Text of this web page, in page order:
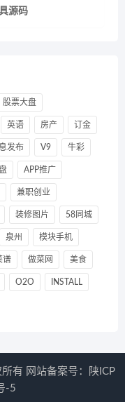
源码
股票大盘
英语 房产 订金
发布 V9 牛彩
APP推广
兼职创业
装修图片 58同城
泉州 模块手机
谱 做菜网 美食
O2O INSTALL
有 网站备案号：
陕ICP
-5